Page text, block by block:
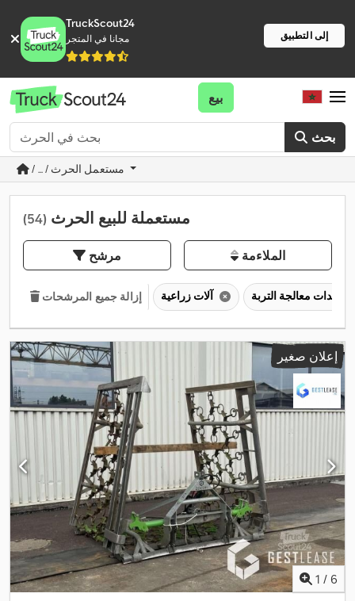
TruckScout24
مجانا في المتجر إلى التطبيق
بحث
بيع
مستعملة للبيع الحرث (54)
مرشح الملاءمة
إزالة جميع المرشحات آلات زراعية
إعلان صغير
1 / 6